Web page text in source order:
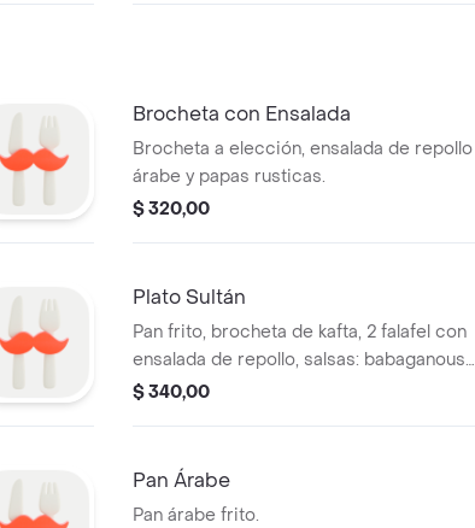
Brocheta con Ensalada
Brocheta a elección, ensalada de repollo
árabe y papas rusticas.
$ 320,00
Plato Sultán
Pan frito, brocheta de kafta, 2 falafel con
ensalada de repollo, salsas: babaganoush
de berejena, salsa de morrón, miel.
$ 340,00
Pan Árabe
Pan árabe frito.